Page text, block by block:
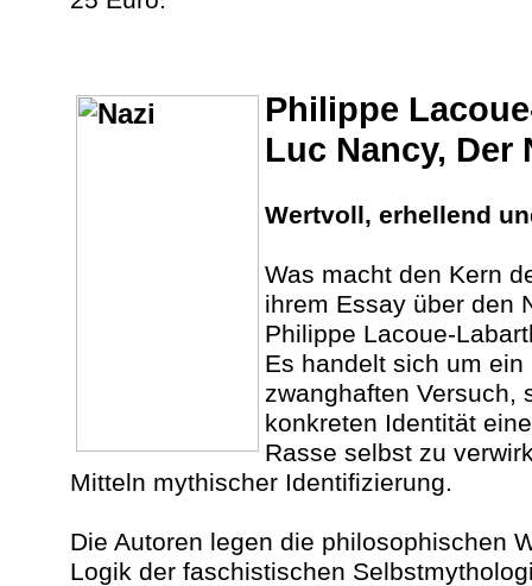
Philippe
Luc Nancy, Der
Wertvoll, erhellend
Was macht den Kern
ihrem Essay über den
Philippe Lacoue-
Es handelt sich um
zwanghaften Versuch,
konkreten Identität
Rasse selbst zu
Mitteln mythischer Identifizierung.
Die Autoren legen die philosophischen
Logik der faschistischen